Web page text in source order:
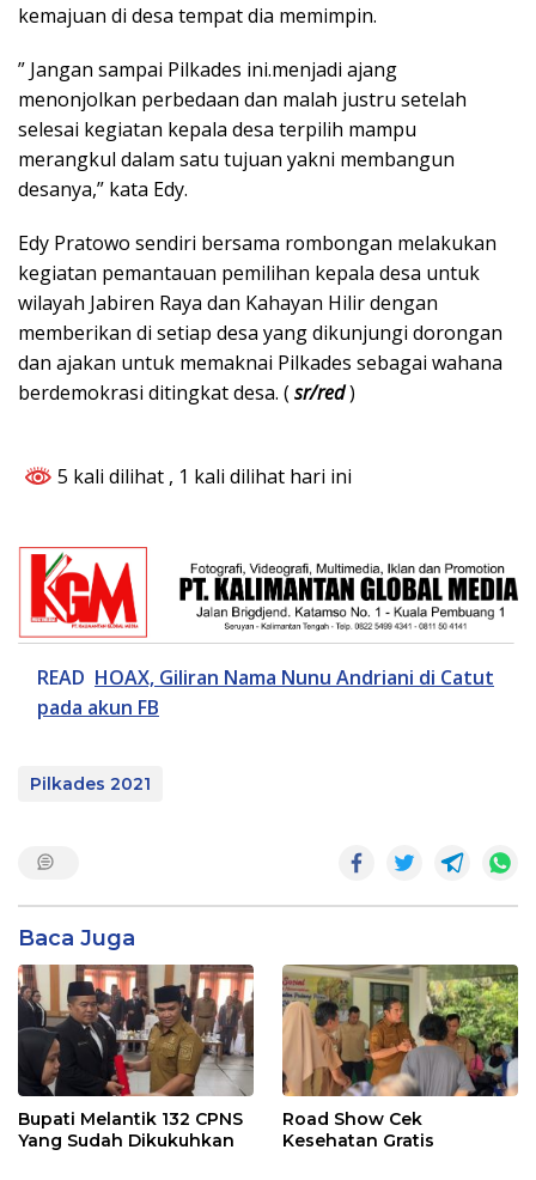
kemajuan di desa tempat dia memimpin.
” Jangan sampai Pilkades ini.menjadi ajang
menonjolkan perbedaan dan malah justru setelah
selesai kegiatan kepala desa terpilih mampu
merangkul dalam satu tujuan yakni membangun
desanya,” kata Edy.
Edy Pratowo sendiri bersama rombongan melakukan
kegiatan pemantauan pemilihan kepala desa untuk
wilayah Jabiren Raya dan Kahayan Hilir dengan
memberikan di setiap desa yang dikunjungi dorongan
dan ajakan untuk memaknai Pilkades sebagai wahana
berdemokrasi ditingkat desa. (sr/red)
5 kali dilihat , 1 kali dilihat hari ini
READ HOAX, Giliran Nama Nunu Andriani di Catut
pada akun FB
Pilkades 2021
Baca Juga
Bupati Melantik 132 CPNS
Yang Sudah Dikukuhkan
Road Show Cek
Kesehatan Gratis